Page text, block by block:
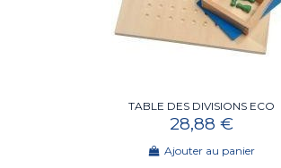
TABLE DES DIVISIONS ECO
28,88 €
Ajouter au panier